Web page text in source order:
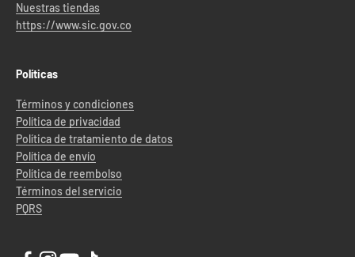
Nuestras tiendas
https://www.sic.gov.co
Políticas
Términos y condiciones
Política de privacidad
Política de tratamiento de datos
Política de envío
Política de reembolso
Términos del servicio
PQRS